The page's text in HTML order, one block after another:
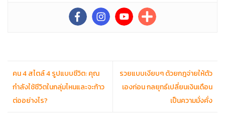
คน 4 สไตล์ 4 รูปแบบชีวิต: คุณ
กำลังใช้ชีวิตในกลุ่มไหนและจะก้าว
ต่ออย่างไร?
รวยแบบเงียบๆ ด้วยกฎจ่ายให้ตัว
เองก่อน กลยุทธ์เปลี่ยนเงินเดือน
เป็นความมั่งคั่ง